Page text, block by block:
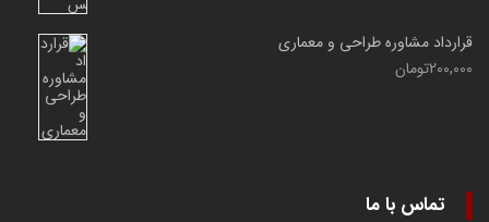
قرارداد مشاوره طراحی و معماری
200,000تومان
تماس با ما